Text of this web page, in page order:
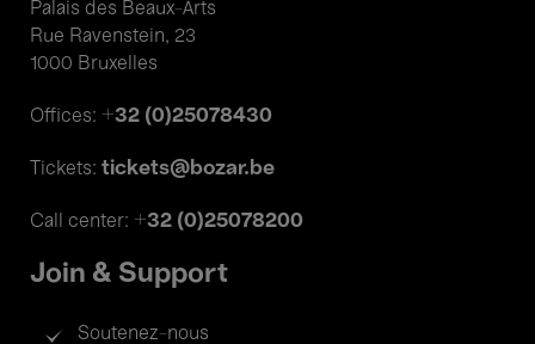
Palais des Beaux-Arts
Rue Ravenstein, 23
1000 Bruxelles
Offices: +32 (0)25078430
Tickets: tickets@bozar.be
Call center: +32 (0)25078200
Join & Support
Soutenez-nous